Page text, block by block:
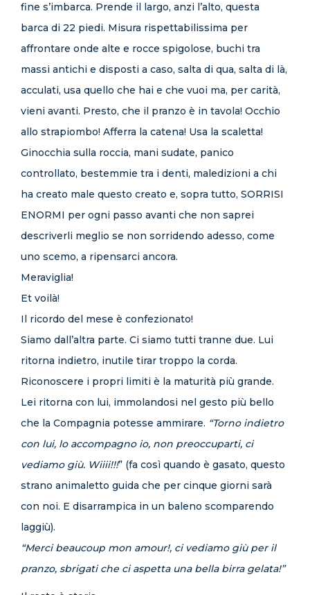
fine s’imbarca. Prende il largo, anzi l’alto, questa
barca di 22 piedi. Misura rispettabilissima per
affrontare onde alte e rocce spigolose, buchi tra
massi antichi e disposti a caso, salta di qua, salta di là,
acculati, usa quello che hai e che vuoi ma, per carità,
vieni avanti. Presto, che il pranzo è in tavola! Occhio
allo strapiombo! Afferra la catena! Usa la scaletta!
Ginocchia sulla roccia, mani sudate, panico
controllato, bestemmie tra i denti, maledizioni a chi
ha creato male questo creato e, sopra tutto, SORRISI
ENORMI per ogni passo avanti che non saprei
descriverli meglio se non sorridendo adesso, come
uno scemo, a ripensarci ancora.
Meraviglia!
Et voilà!
Il ricordo del mese è confezionato!
Siamo dall’altra parte. Ci siamo tutti tranne due. Lui
ritorna indietro, inutile tirar troppo la corda.
Riconoscere i propri limiti è la maturità più grande.
Lei ritorna con lui, immolandosi nel gesto più bello
che la Compagnia potesse ammirare. “Torno indietro
con lui, lo accompagno io, non preoccuparti, ci
vediamo giù. Wiiii!!!” (fa così quando è gasato, questo
strano animaletto guida che per cinque giorni sarà
con noi. E disarrampica in un baleno scomparendo
laggiù).
“Merci beaucoup mon amour!, ci vediamo giù per il
pranzo, sbrigati che ci aspetta una bella birra gelata!”